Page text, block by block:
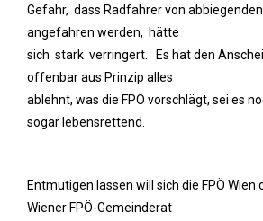
Gefahr, dass Radfahrer von
angefahren werden, hätte
sich stark verringert. Es hat den
offenbar aus Prinzip alles
ablehnt, was die FPÖ vorschlägt, sei es
sogar lebensrettend.
Entmutigen lassen will sich die FPÖ Wien
Wiener FPÖ-Gemeinderat